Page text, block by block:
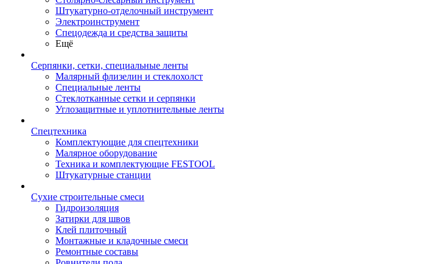
Штукатурно-отделочный инструмент
Электроинструмент
Спецодежда и средства защиты
Ещё
Серпянки, сетки, специальные ленты
Малярный флизелин и стеклохолст
Специальные ленты
Стеклотканные сетки и серпянки
Углозащитные и уплотнительные ленты
Спецтехника
Комплектующие для спецтехники
Малярное оборудование
Техника и комплектующие FESTOOL
Штукатурные станции
Сухие строительные смеси
Гидроизоляция
Затирки для швов
Клей плиточный
Монтажные и кладочные смеси
Ремонтные составы